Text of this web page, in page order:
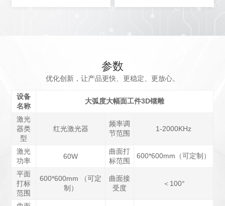
参数
优化创新，让产品更快、更稳定、更放心。
设备
名称
大弧度大幅面工件3D镭雕
激光
器类
型
红光激光器
频率调
节范围
1-2000KHz
激光
功率
60W
曲面打
标范围
600*600mm（可定制）
平面
打标
范围
600*600mm
（可定
制）
曲面接
受度
＜100°